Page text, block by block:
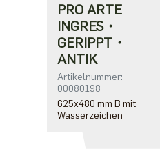
PRO ARTE
INGRES・
GERIPPT・
ANTIK
Artikelnummer:
00080198
625x480 mm B mit
Wasserzeichen